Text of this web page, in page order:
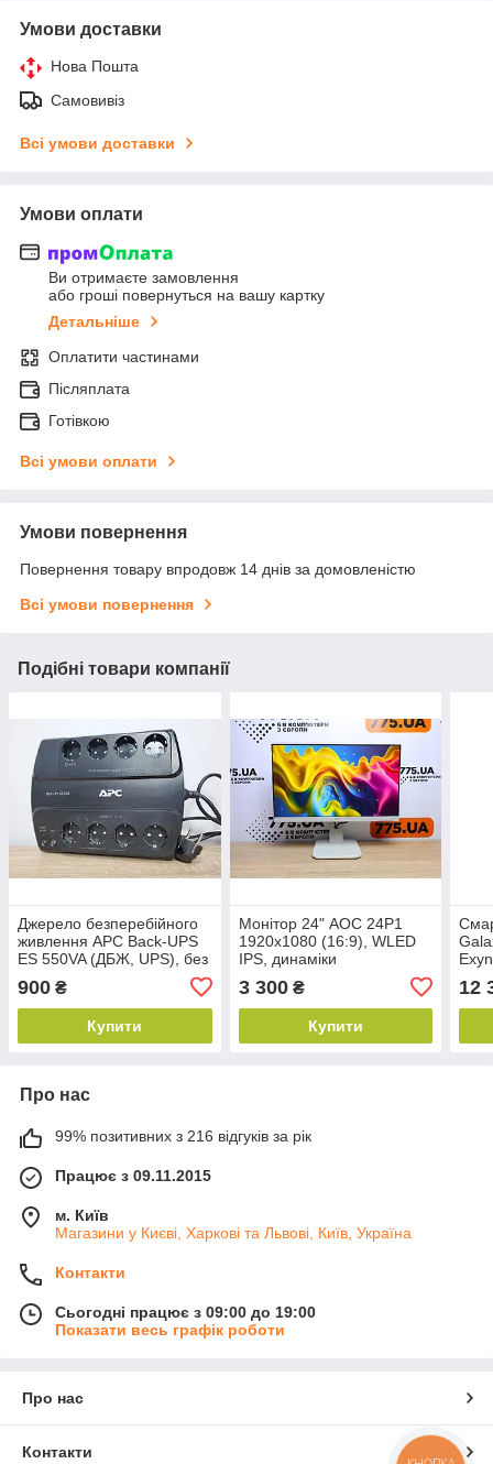
Умови доставки
Нова Пошта
Самовивіз
Всі умови доставки
Умови оплати
Ви отримаєте замовлення
або гроші повернуться на вашу картку
Детальніше
Оплатити частинами
Післяплата
Готівкою
Всі умови оплати
Умови повернення
Повернення товару впродовж 14 днів за домовленістю
Всі умови повернення
Подібні товари компанії
Джерело безперебійного
живлення APC Back-UPS
ES 550VA (ДБЖ, UPS), без
900 ₴
Купити
Монітор 24" AOC 24P1
1920x1080 (16:9), WLED
IPS, динаміки
3 300₴
Купити
2
12
Про нас
99% позитивних з 216 відгуків за рік
Працює з 09.11.2015
м. Київ
Магазини у Києві, Харкові та Львові, Київ, Україна
Контакти
Сьогодні працює з 09:00 до 19:00
Показати весь графік роботи
Про нас
Контакти